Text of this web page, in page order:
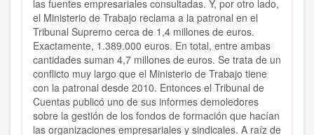
las fuentes empresariales consultadas. Y, por otro lado,
el Ministerio de Trabajo reclama a la patronal en el
Tribunal Supremo cerca de 1,4 millones de euros.
Exactamente, 1.389.000 euros. En total, entre ambas
cantidades suman 4,7 millones de euros. Se trata de un
conflicto muy largo que el Ministerio de Trabajo tiene
con la patronal desde 2010. Entonces el Tribunal de
Cuentas publicó uno de sus informes demoledores
sobre la gestión de los fondos de formación que hacían
las organizaciones empresariales y sindicales. A raíz de